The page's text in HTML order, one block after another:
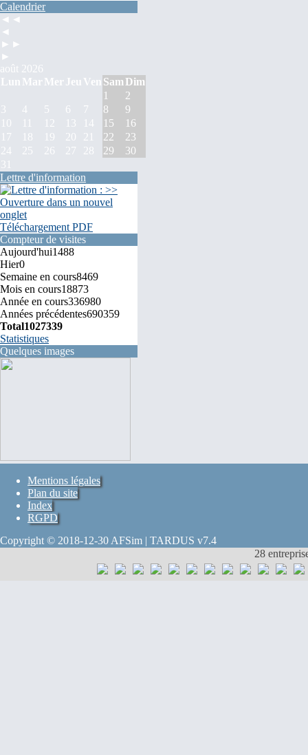
Calendrier
◄◄
◄
►►
►
août 2026
Lun Mar Mer Jeu Ven Sam Dim
1
2
3
4 5 6 7 8
9
10
11 12 13 14 15
16
17
18 19 20 21 22
23
24
25 26 27 28 29
30
31
Lettre d'information
Téléchargement PDF
Compteur de visites
Aujourd'hui1488
Hier0
Semaine en cours8469
Mois en cours18873
Année en cours336980
Années précédentes690359
Total1027339
Statistiques
Quelques images
Mentions légales
Plan du site
Index
RGPD
Copyright © 2018-12-30 AFSim | TARDUS v7.4
28